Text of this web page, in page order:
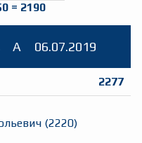
= 2190
A 06.07.2019
2277
(2220)